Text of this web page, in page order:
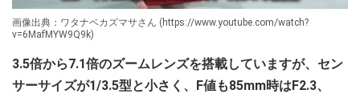
画像出典：ワタナベカズマサさん (https://www.youtube.com/watch?
v=6MafMYW9Q9k)
3.5倍から7.1倍のズームレンズを搭載していますが、セン
サーサイズが1/3.5型と小さく、F値も85mm時はF2.3、